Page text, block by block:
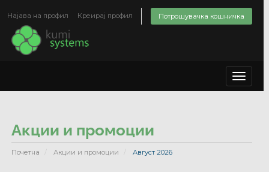
Најава на профил Креирај профил Потрошувачка кошничка
Toggle
Акции и промоции
Почетна Акции и промоции Август 2026